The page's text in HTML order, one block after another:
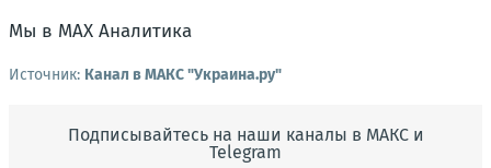
Мы в MAX Аналитика
Источник: Канал в МАКС "Украина.ру"
Подписывайтесь на наши каналы в МАКС и
Telegram